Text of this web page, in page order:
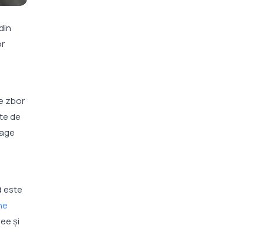
zbor
de
este
și